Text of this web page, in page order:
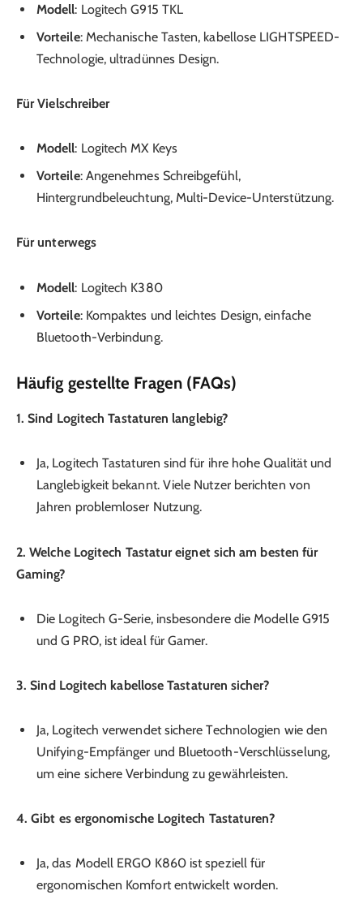
Modell: Logitech G915 TKL
Vorteile: Mechanische Tasten, kabellose LIGHTSPEED-
Technologie, ultradünnes Design.
Für Vielschreiber
Modell: Logitech MX Keys
Vorteile: Angenehmes Schreibgefühl,
Hintergrundbeleuchtung, Multi-Device-Unterstützung.
Für unterwegs
Modell: Logitech K380
Vorteile: Kompaktes und leichtes Design, einfache
Bluetooth-Verbindung.
Häufig gestellte Fragen (FAQs)
1. Sind Logitech Tastaturen langlebig?
Ja, Logitech Tastaturen sind für ihre hohe Qualität und
Langlebigkeit bekannt. Viele Nutzer berichten von
Jahren problemloser Nutzung.
2. Welche Logitech Tastatur eignet sich am besten für
Gaming?
Die Logitech G-Serie, insbesondere die Modelle G915
und G PRO, ist ideal für Gamer.
3. Sind Logitech kabellose Tastaturen sicher?
Ja, Logitech verwendet sichere Technologien wie den
Unifying-Empfänger und Bluetooth-Verschlüsselung,
um eine sichere Verbindung zu gewährleisten.
4. Gibt es ergonomische Logitech Tastaturen?
Ja, das Modell ERGO K860 ist speziell für
ergonomischen Komfort entwickelt worden.